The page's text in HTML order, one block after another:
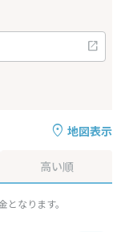
地図表示
高い順
なります。